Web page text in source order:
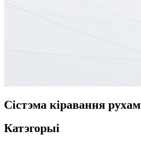
Сістэма кіравання рухам
Катэгорыі